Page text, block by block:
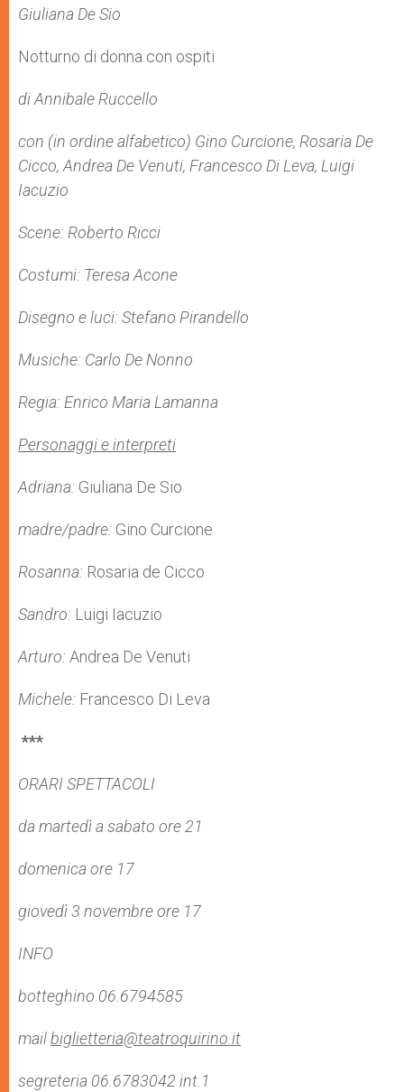
Giuliana De Sio
Notturno di donna con ospiti
di Annibale Ruccello
con (in ordine alfabetico) Gino Curcione, Rosaria De
Cicco, Andrea De Venuti, Francesco Di Leva, Luigi
Iacuzio
Scene: Roberto Ricci
Costumi: Teresa Acone
Disegno e luci: Stefano Pirandello
Musiche: Carlo De Nonno
Regia: Enrico Maria Lamanna
Personaggi e interpreti
Adriana: Giuliana De Sio
madre/padre: Gino Curcione
Rosanna: Rosaria de Cicco
Sandro: Luigi Iacuzio
Arturo: Andrea De Venuti
Michele: Francesco Di Leva
***
ORARI SPETTACOLI
da martedì a sabato ore 21
domenica ore 17
giovedì 3 novembre ore 17
INFO
botteghino 06.6794585
mailbiglietteria@teatroquirino.it
segreteria 06.6783042 int.1